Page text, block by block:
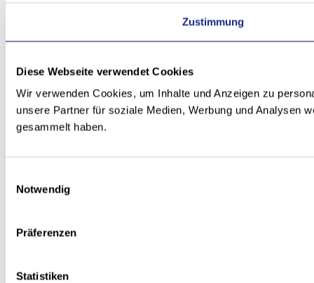
Zustimmung
Diese Webseite verwendet Cookies
Wir verwenden Cookies, um Inhalte und Anzeigen zu
unsere Partner für soziale Medien, Werbung und Analysen
gesammelt haben.
Notwendig
Präferenzen
Statistiken